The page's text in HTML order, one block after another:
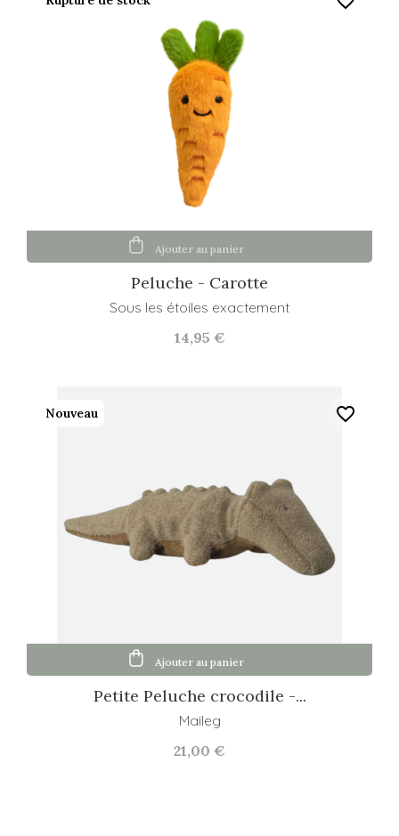
Peluche - Carotte
Sous les étoiles exactement
14,95 €
Ajouter au panier
Petite Peluche crocodile -...
Maileg
21,00 €
Ajouter au panier
Nouveau favorite_border